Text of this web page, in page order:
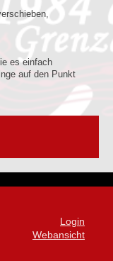
es einfach
auf den Punkt
Login
Webansicht